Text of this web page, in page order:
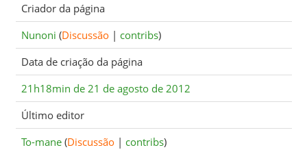
Criador da página
Nunoni (Discussão| contribs)
Data de criação da página
21h18min de 21 de agosto de 2012
Último editor
To-mane (Discussão| contribs)